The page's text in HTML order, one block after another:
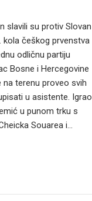
slavili su protiv Slovan
kola češkog prvenstva
odličnu partiju
Bosne i Hercegovine
terenu proveo svih
u asistente. Igrao
u punom trku s
Souarea i…